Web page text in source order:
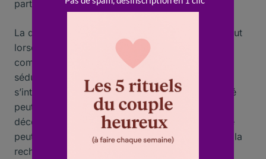
partageant un croissant dans un café.
La question de l’âme sœur fascine souvent, surtout
lorsqu’on est célibataire et que l’on cherche à
comprendre les différentes dimensions de la
séduction et de l’attraction . Pour ceux qui
s’interrogent sur la manière dont leur personnalité
peut influencer leurs relations, je vous invite à
découvrir commentdevenir une femme sensuelle
peut transformer votre approche du dating et de la
recherche de l’âme sœur .